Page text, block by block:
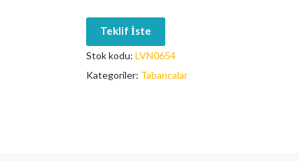
Teklif İste
Stok kodu:LVN0654
Kategoriler: Tabancalar